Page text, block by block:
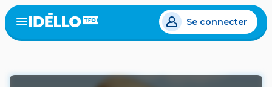
Aller
au
contenu
Open
menu
Se connecter